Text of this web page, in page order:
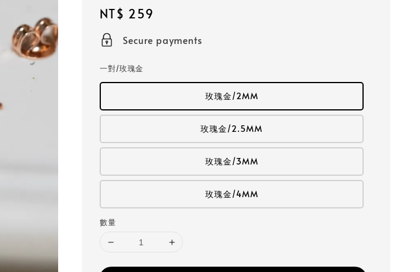
Regular
price
NT$ 259
Secure payments
一對/玫瑰金
玫瑰金/2MM
玫瑰金/2.5MM
玫瑰金/3MM
玫瑰金/4MM
數量